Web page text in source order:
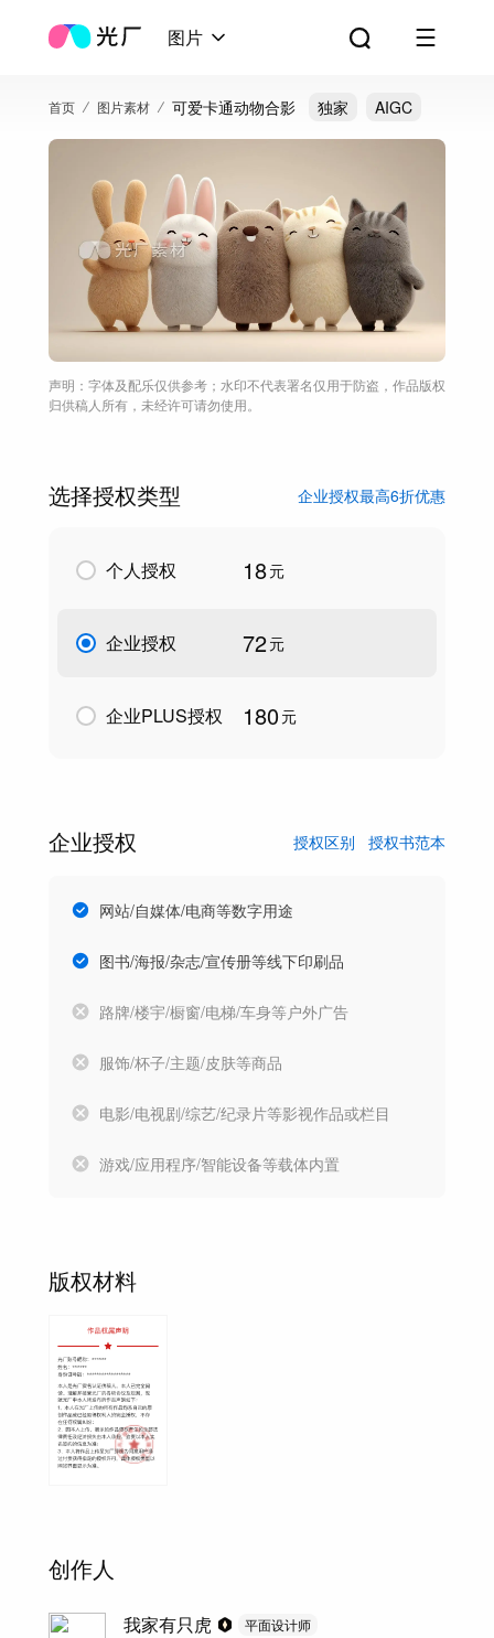
图片
首页 图片素材 可爱卡通动物合影 独家 AIGC
声明：字体及配乐仅供参考；水印不代表署名仅用于防盗，作品版权
归供稿人所有，未经许可请勿使用。
选择授权类型 企业授权最高6折优惠
个人授权 18元
企业授权 72元
企业PLUS授权 180元
企业授权 授权区别 授权书范本
网站/自媒体/电商等数字用途
图书/海报/杂志/宣传册等线下印刷品
路牌/楼宇/橱窗/电梯/车身等户外广告
服饰/杯子/主题/皮肤等商品
电影/电视剧/综艺/纪录片等影视作品或栏目
游戏/应用程序/智能设备等载体内置
版权材料
创作人
我家有只虎 平面设计师